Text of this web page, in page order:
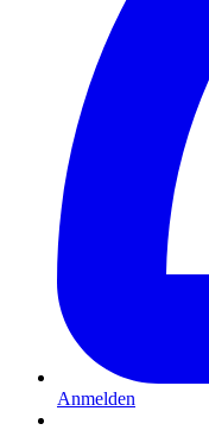
Anmelden